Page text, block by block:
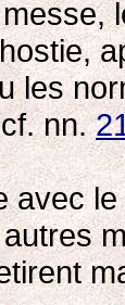
les
nn.
avec